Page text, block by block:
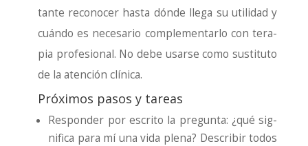
tan­te reco­no­cer has­ta dón­de lle­ga su uti­li­dad y
cuán­do es nece­sa­rio com­ple­men­tar­lo con tera­
pia pro­fe­sio­nal. No debe usar­se como sus­ti­tu­to
de la aten­ción clí­ni­ca.
Próximos pasos y tareas
Res­pon­der por escri­to la pre­gun­ta: ¿qué sig­
ni­fi­ca para mí una vida ple­na? Des­cri­bir todos